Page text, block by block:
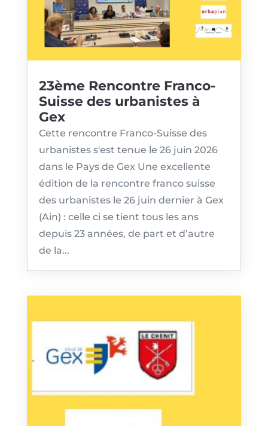
23ème Rencontre Franco-
Suisse des urbanistes à
Gex
Cette rencontre Franco-Suisse des
urbanistes s'est tenue le 26 juin 2026
dans le Pays de Gex Une excellente
édition de la rencontre franco suisse
des urbanistes le 26 juin dernier à Gex
(Ain) : celle ci se tient tous les ans
depuis 23 années, de part et d’autre
de la...